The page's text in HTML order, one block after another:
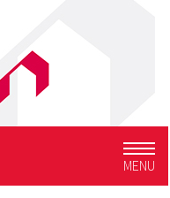
MENU